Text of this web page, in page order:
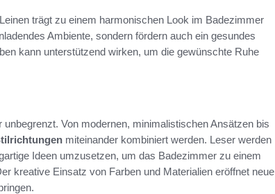
trägt zu einem harmonischen Look im Badezimmer
Ambiente, sondern fördern auch ein gesundes
kann unterstützend wirken, um die gewünschte Ruhe
Von modernen, minimalistischen Ansätzen bis
miteinander kombiniert werden. Leser werden
Ideen umzusetzen, um das Badezimmer zu einem
kreative Einsatz von Farben und Materialien eröffnet neue